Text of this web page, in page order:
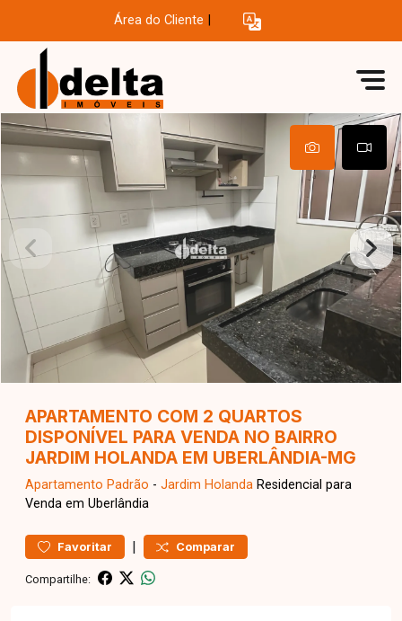
Área do Cliente
APARTAMENTO COM 2 QUARTOS
DISPONÍVEL PARA VENDA NO BAIRRO
JARDIM HOLANDA EM UBERLÂNDIA-MG
Apartamento Padrão - Jardim Holanda Residencial para
Venda em Uberlândia
Favoritar | Comparar
Compartilhe: